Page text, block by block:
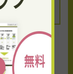
と注